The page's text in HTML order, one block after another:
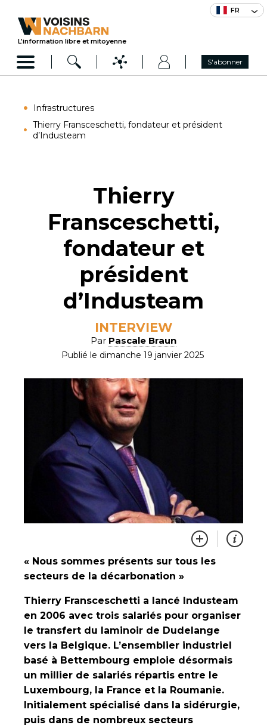
FR
L’information libre et mitoyenne
S'abonner
Infrastructures
Thierry Fransceschetti, fondateur et président
d’Industeam
Thierry
Fransceschetti,
fondateur et
président
d’Industeam
INTERVIEW
Par Pascale Braun
Publié le dimanche 19 janvier 2025
« Nous sommes présents sur tous les
secteurs de la décarbonation »
Thierry Fransceschetti a lancé Industeam
en 2006 avec trois salariés pour organiser
le transfert du laminoir de Dudelange
vers la Belgique. L’ensemblier industriel
basé à Bettembourg emploie désormais
un millier de salariés répartis entre le
Luxembourg, la France et la Roumanie.
Initialement spécialisé dans la sidérurgie,
puis dans de nombreux secteurs